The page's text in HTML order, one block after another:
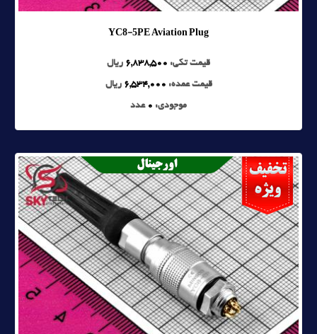
YC8-5PE Aviation Plug
قیمت تکی: 6,838,500 ریال
قیمت عمده: 6,534,000 ریال
موجودی: 0 عدد